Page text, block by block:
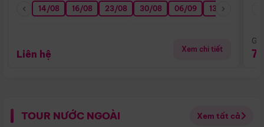
14/08 16/08 23/08 30/08 06/09 13/09
Liên hệ Xem chi tiết
TOUR NƯỚC NGOÀI Xem tất cả
Điểm nổi bật